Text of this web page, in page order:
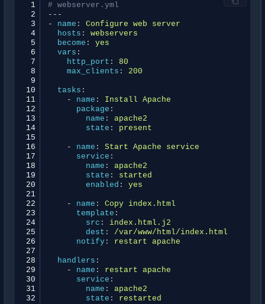
1
# webserver.yml
2
---
3
- name :
Configure web server
4
hosts :
webservers
5
become :
yes
6
vars :
7
http_port :
80
8
max_clients :
200
9
10
tasks :
11
- name :
Install Apache
12
package :
13
name :
apache2
14
state :
present
15
16
- name :
Start Apache service
17
service :
18
name :
apache2
19
state :
started
20
enabled :
yes
21
22
- name :
Copy index.html
23
template :
24
src :
index.html.j2
25
dest :
/var/www/html/index.html
26
notify:
restart apache
27
28
handlers :
29
- name :
restart apache
30
service :
31
name :
apache2
32
state : restarted